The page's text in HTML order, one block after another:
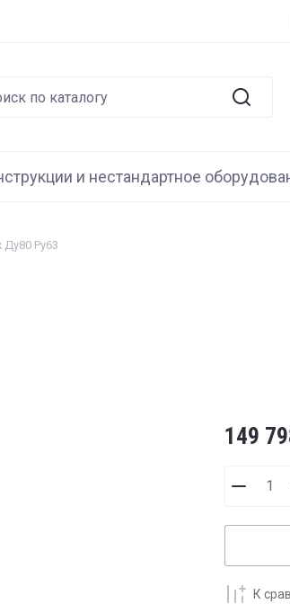
и нестандартное
Ру63
149
К